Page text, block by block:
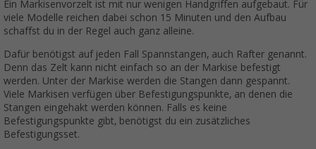
Ein Markisenvorzelt ist mit nur wenigen Handgriffen aufgebaut. Für
viele Modelle reichen dabei schon 15 Minuten und den Aufbau
schaffst du in der Regel auch ganz alleine.
Dafür benötigst auf jeden Fall Spannstangen, auch Rafter genannt.
Denn das Zelt kann nicht einfach so an der Markise befestigt
werden. Unter der Markise werden die Stangen dann gespannt.
Viele Markisen verfügen über Befestigungspunkte, an denen die
Stangen eingehakt werden können. Falls es keine
Befestigungspunkte gibt, benötigst du ein zusätzliches
Befestigungsset.